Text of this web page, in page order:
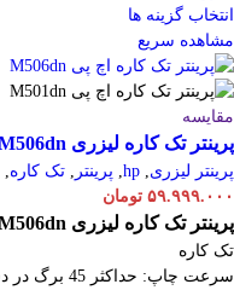
انتخاب گزینه ها
مشاهده سریع
مقایسه
پرینتر تک کاره لیزری M506dn اچ پی
پرینتر لیزری,
hp
, پرینتر , تک کاره,
۵۹.۹۹۹.۰۰۰ تومان
پرینتر تک کاره لیزری M506dn اچ پی
تک کاره
سرعت چاپ: حداکثر 45 برگ در دقیقه (سیاه)